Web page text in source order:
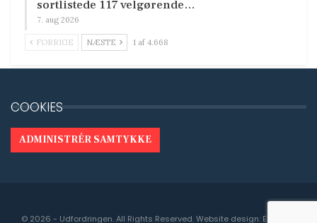
sortlistede 117 velgørende…
7. aug 2026
FORRIGE NÆSTE 1 af 4.668
COOKIES
ADMINISTRÉR SAMTYKKE
© 2026 - Udfordringen. All Rights Reserved.Website design: Engedal